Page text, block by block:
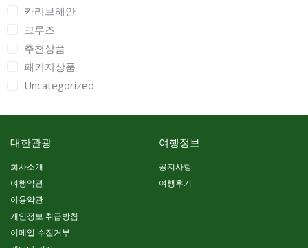
카리브해안
크루즈
추천상품
패키지상품
Uncategorized
대한관광
회사소개
여행약관
이용약관
개인정보 취급방침
이메일 수집거부
여행정보
공지사항
여행후기